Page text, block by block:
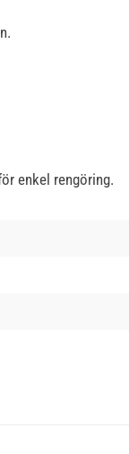
enkel rengöring.